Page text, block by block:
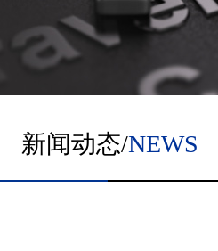
新闻动态/NEWS